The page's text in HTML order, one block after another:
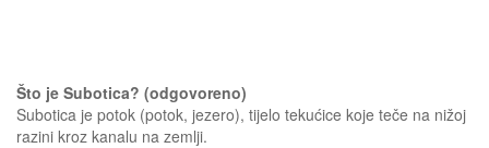
Što je Subotica? (odgovoreno)
Subotica je potok (potok, jezero), tijelo tekućice koje teče na nižoj
razini kroz kanalu na zemlji.